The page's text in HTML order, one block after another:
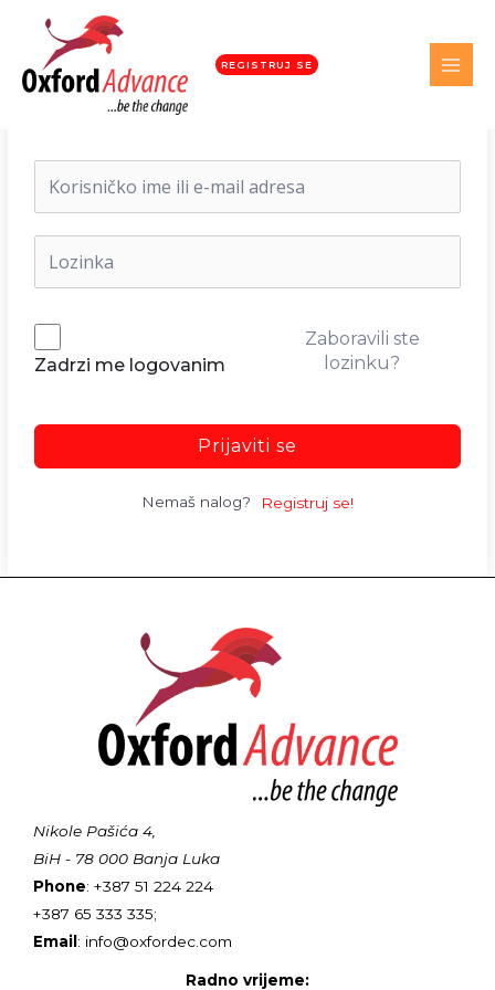
REGISTRUJ SE
Dobrodošli nazad!
Zadrzi me logovanim
Zaboravili ste
lozinku?
Prijaviti se
Nemaš nalog? Registruj se!
Nikole Pašića 4,
BiH - 78 000 Banja Luka
Phone: +387 51 224 224
+387 65 333 335;
Email: info@oxfordec.com
Radno vrijeme: